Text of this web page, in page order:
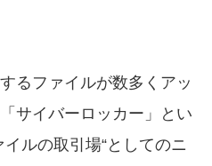
るファイルが数多くアッ
サイバーロッカー」とい
ルの取引場“としてのニ